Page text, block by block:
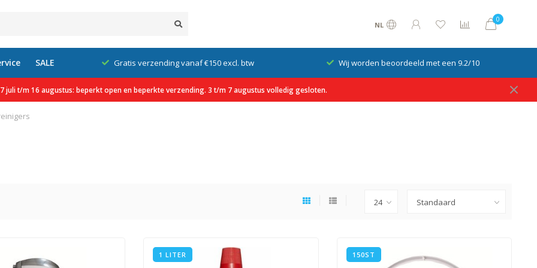
NL
0
SALE Gratis verzending vanaf €150 excl. btw Wij worden beoordeeld met een 9.2/10
juli t/m 16 augustus: beperkt open en beperkte verzending. 3 t/m 7 augustus volledig gesloten.
1 LITER 150ST